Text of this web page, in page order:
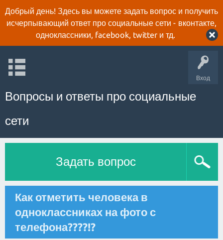
Добрый день! Здесь вы можете задать вопрос и получить
исчерпывающий ответ про социальные сети - вконтакте,
одноклассники, facebook, twitter и тд.
Вход
Вопросы и ответы про социальные
сети
Задать вопрос
Как отметить человека в
одноклассниках на фото с
телефона????!?